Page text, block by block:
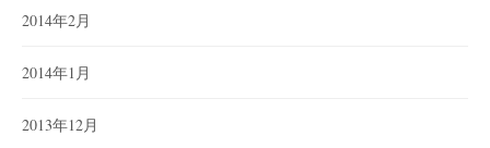
2014年2月
2014年1月
2013年12月